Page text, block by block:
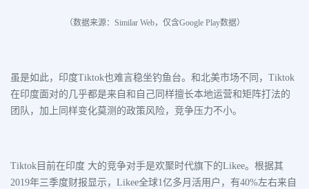
（数据来源：Similar Web，仅含Google Play数据）
虽是如此，印度Tiktok也难言稳坐钓鱼台。和北美市场不同，Tiktok
在印度面对的几乎都是来自和自己同样擅长本地运营和矩阵打法的
团队，加上同样变化莫测的政策风险，竞争压力不小。
Tiktok目前在印度 大的竞争对手是欢聚时代旗下的Likee。根据其
2019年三季度财报显示，Likee全球1亿多月活用户，有40%左右来自